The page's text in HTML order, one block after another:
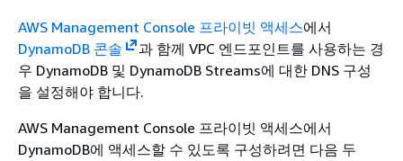
AWS Management Console 프라이빗 액세스에서
DynamoDB 콘솔
과 함께 VPC 엔드포인트를 사용하는 경
우 DynamoDB 및 DynamoDB Streams에 대한 DNS 구성
을 설정해야 합니다.
AWS Management Console 프라이빗 액세스에서
DynamoDB에 액세스할 수 있도록 구성하려면 다음 두